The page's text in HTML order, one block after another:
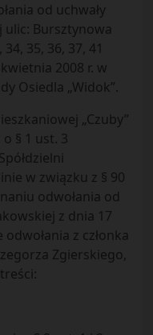
od uchwały
ulic: Bursztynowa
35, 36, 37, 41
2008 r. w
Osiedla „Widok”.
„Czuby”
§ 1 ust. 3
w związku z § 90
odwołania od
z dnia 17
z członka
Zgierskiego,